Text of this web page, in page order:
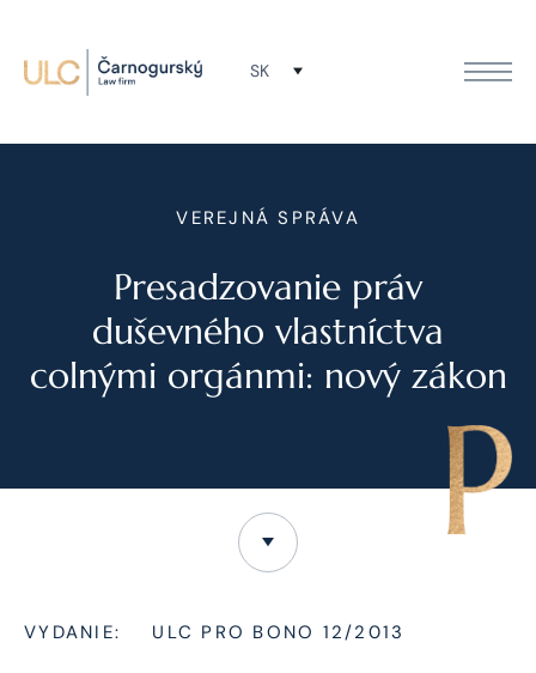
SK
VEREJNÁ SPRÁVA
Presadzovanie práv
duševného vlastníctva
colnými orgánmi: nový zákon
VYDANIE: ULC PRO BONO 12/2013